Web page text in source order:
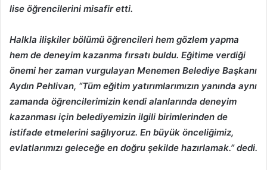
lise öğrencilerini misafir etti.
Halkla ilişkiler bölümü öğrencileri hem gözlem yapma
hem de deneyim kazanma fırsatı buldu. Eğitime verdiği
önemi her zaman vurgulayan Menemen Belediye Başkanı
Aydın Pehlivan, “Tüm eğitim yatırımlarımızın yanında aynı
zamanda öğrencilerimizin kendi alanlarında deneyim
kazanması için belediyemizin ilgili birimlerinden de
istifade etmelerini sağlıyoruz. En büyük önceliğimiz,
evlatlarımızı geleceğe en doğru şekilde hazırlamak.” dedi.